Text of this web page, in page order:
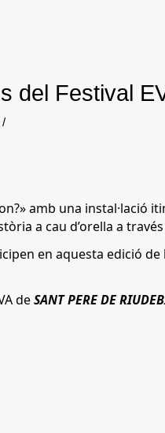
del Festival
/
amb una instal·lació
a cau d’orella a través
en aquesta edició de
deSANT PERE DE